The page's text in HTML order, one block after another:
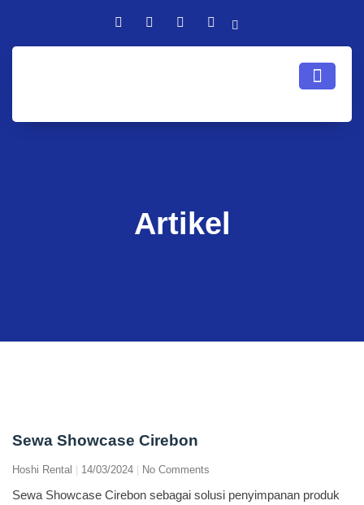
Artikel
Sewa Showcase Cirebon
Hoshi Rental 14/03/2024 No Comments
Sewa Showcase Cirebon sebagai solusi penyimpanan produk